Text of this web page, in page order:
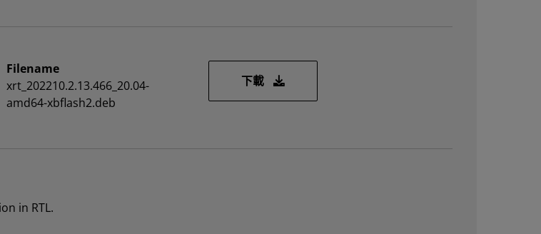
Filename
xrt_202210.2.13.466_20.04-
amd64-xbflash2.deb
下載 xrt_202210.2.13.466_20.04-amd64-xbflash2.deb
in RTL.